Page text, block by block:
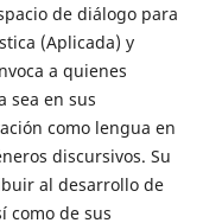
de diálogo para
(Aplicada) y
a quienes
sea en sus
como lengua en
discursivos. Su
al desarrollo de
como de sus